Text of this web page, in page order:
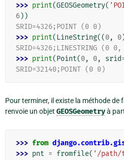
>>> print(GEOSGeometry(
6))
SRID=4326;POINT (0 0)
>>> print( LineString((0, 0
SRID=4326;LINESTRING (0
>>> print(Point(0, 0, srid
SRID=32140;POINT (0 0)
Pour terminer, il existe la méthode de
renvoie un objet GEOSGeometryà
>>> from
>>> pnt = fromfile( '/path/